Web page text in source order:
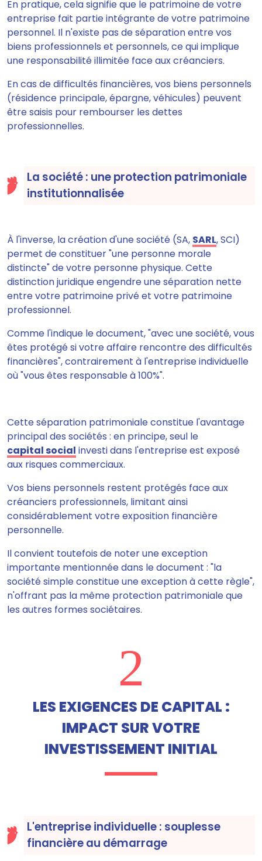
En pratique, cela signifie que le patrimoine de votre
entreprise fait partie intégrante de votre patrimoine
personnel. Il n'existe pas de séparation entre vos
biens professionnels et personnels, ce qui implique
une responsabilité illimitée face aux créanciers.
En cas de difficultés financières, vos biens personnels
(résidence principale, épargne, véhicules) peuvent
être saisis pour rembourser les dettes
professionnelles.
La société : une protection patrimoniale
institutionnalisée
À l'inverse, la création d'une société (SA, SARL, SCI)
permet de constituer "une personne morale
distincte" de votre personne physique. Cette
distinction juridique engendre une séparation nette
entre votre patrimoine privé et votre patrimoine
professionnel.
Comme l'indique le document, "avec une société, vous
êtes protégé si votre affaire rencontre des difficultés
financières", contrairement à l'entreprise individuelle
où "vous êtes responsable à 100%".
Cette séparation patrimoniale constitue l'avantage
principal des sociétés : en principe, seul le
capital social investi dans l'entreprise est exposé
aux risques commerciaux.
Vos biens personnels restent protégés face aux
créanciers professionnels, limitant ainsi
considérablement votre exposition financière
personnelle.
Il convient toutefois de noter une exception
importante mentionnée dans le document : "la
société simple constitue une exception à cette règle",
n'offrant pas la même protection patrimoniale que
les autres formes sociétaires.
2
LES EXIGENCES DE CAPITAL :
IMPACT SUR VOTRE
INVESTISSEMENT INITIAL
L'entreprise individuelle : souplesse
financière au démarrage